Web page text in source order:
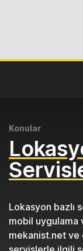
Konular
Lokasyon bazlı
mobil uygulama
mekanist.net ve